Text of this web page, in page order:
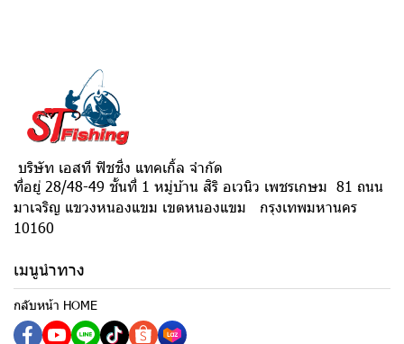
บริษัท เอสที ฟิชชิ่ง แทคเกิ้ล จำกัด
ที่อยู่ 28/48-49 ชั้นที่ 1 หมู่บ้าน สิริ อเวนิว เพชรเกษม 81 ถนน
มาเจริญ แขวงหนองแขม เขตหนองแขม กรุงเทพมหานคร
10160
เมนูนำทาง
กลับหน้า HOME